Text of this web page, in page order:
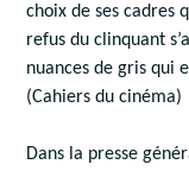
choix de ses cadres
refus du clinquant
nuances de gris qui
(Cahiers du cinéma)
Dans la presse